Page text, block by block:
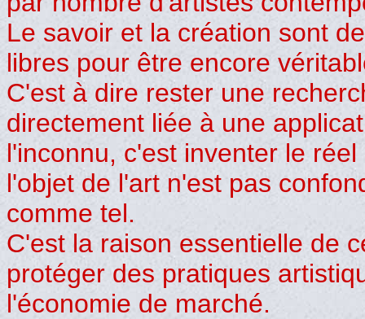
Le savoir et la création sont
libres pour être encore
C'est à dire rester une
directement liée à une
l'inconnu, c'est inventer le
l'objet de l'art n'est pas
comme tel.
C'est la raison essentielle de
protéger des pratiques
l'économie de marché.